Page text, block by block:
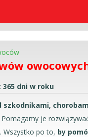
dni w roku
szkodnikami,
Pomagamy je
Wszystko po to, by